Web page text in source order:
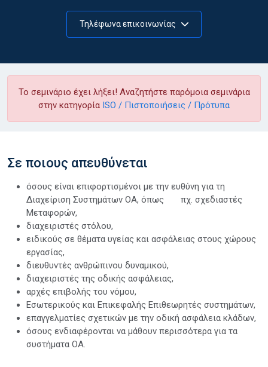
Τηλέφωνα επικοινωνίας
Το σεμινάριο έχει λήξει! Αναζητήστε παρόμοια σεμινάρια
στην κατηγορία ISO / Πιστοποιήσεις / Πρότυπα
Σε ποιους απευθύνεται
όσους είναι επιφορτισμένοι με την ευθύνη για τη
Διαχείριση Συστημάτων ΟΑ, όπως πχ. σχεδιαστές
Μεταφορών,
διαχειριστές στόλου,
ειδικούς σε θέματα υγείας και ασφάλειας στους χώρους
εργασίας,
διευθυντές ανθρώπινου δυναμικού,
διαχειριστές της οδικής ασφάλειας,
αρχές επιβολής του νόμου,
Εσωτερικούς και Επικεφαλής Επιθεωρητές συστημάτων,
επαγγελματίες σχετικών με την οδική ασφάλεια κλάδων,
όσους ενδιαφέρονται να μάθουν περισσότερα για τα
συστήματα ΟΑ.